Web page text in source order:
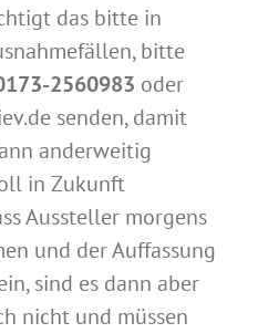
das bitte in
bitte
2560983 oder
senden, damit
anderweitig
in Zukunft
Aussteller morgens
und der Auffassung
sind es dann aber
nicht und müssen